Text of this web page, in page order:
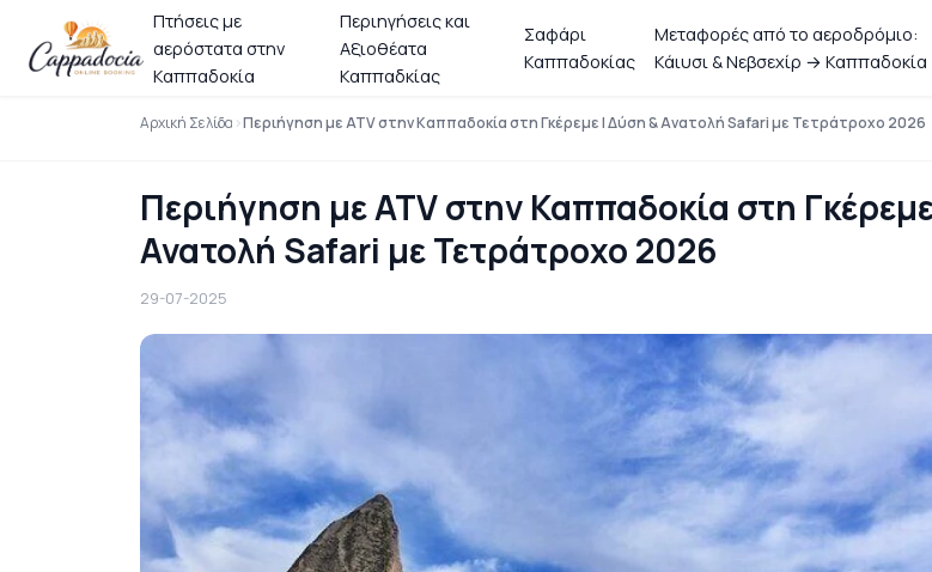
Πτήσεις με
αερόστατα στην
Καππαδοκία
Περιηγήσεις και
Αξιοθέατα
Καππαδκίας
Σαφάρι
Καππαδοκίας
Μεταφορές από το αεροδρόμιο:
Κάιυσι & Νεβσεχίρ → Καππαδοκία
Αρχική Σελίδα Περιήγηση με ATV στην Καππαδοκία στη Γκέρεμε | Δύση & Ανατολή Safari με Τετράτροχο 2026
Περιήγηση με ATV στην Καππαδοκία στη
Ανατολή Safari με Τετράτροχο 2026
29-07-2025